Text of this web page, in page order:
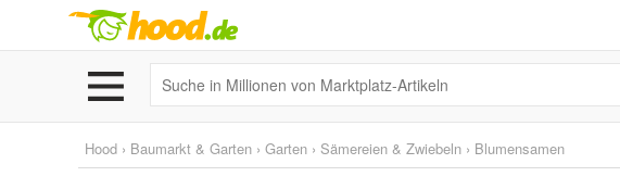
Hood › Baumarkt & Garten › Garten › Sämereien & Zwiebeln › Blumensamen